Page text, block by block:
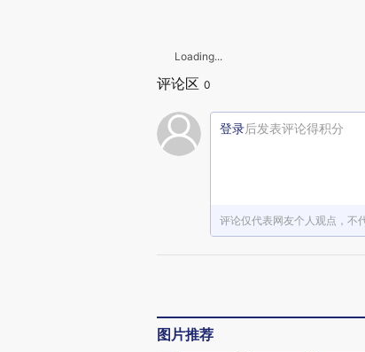
Loading...
评论区 0
登录后发表评论得积分
评论仅代表网友个人观点，不
图片推荐